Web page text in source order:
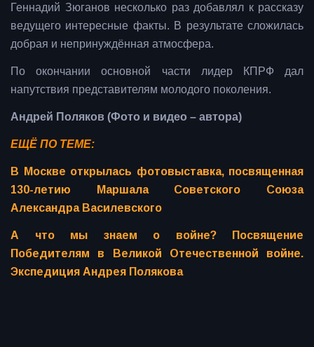
Геннадий Зюганов несколько раз добавлял к рассказу
ведущего интересные факты. В результате сложилась
добрая и непринуждённая атмосфера.
По окончании основной части лидер КПРФ дал
напутствия представителям молодого поколения.
Андрей Поляков (Фото и видео – автора)
ЕЩЁ ПО ТЕМЕ:
В Москве открылась фотовыставка, посвященная
130-летию Маршала Советского Союза
Александра Василевского
А что мы знаем о войне? Посвящение
Победителям в Великой Отечественной войне.
Экспедиция Андрея Полякова